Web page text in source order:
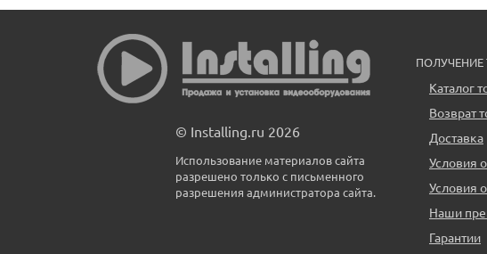
© Installing.ru 2026
Использование материалов сайта
разрешено только с письменного
разрешения администратора сайта.
ПОЛУЧЕНИЕ
Каталог
Возврат
Доставка
Условия
Условия
Наши
Гарантии